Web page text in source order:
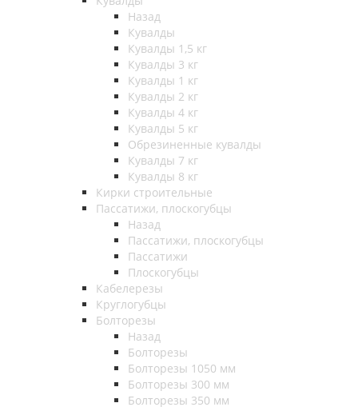
Назад
Кувалды
Кувалды 1,5 кг
Кувалды 3 кг
Кувалды 1 кг
Кувалды 2 кг
Кувалды 4 кг
Кувалды 5 кг
Обрезиненные кувалды
Кувалды 7 кг
Кувалды 8 кг
Кирки строительные
Пассатижи, плоскогубцы
Назад
Пассатижи, плоскогубцы
Пассатижи
Плоскогубцы
Кабелерезы
Круглогубцы
Болторезы
Назад
Болторезы
Болторезы 1050 мм
Болторезы 300 мм
Болторезы 350 мм